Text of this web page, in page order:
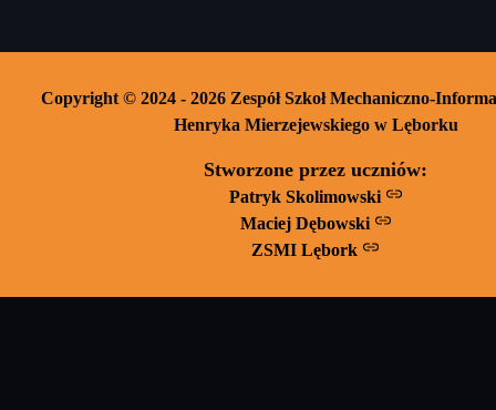
Copyright © 2024 - 2026 Zespół Szkoł Mechaniczno-
Henryka Mierzejewskiego w Lęborku
Stworzone przez uczniów:
Patryk Skolimowski
Maciej Dębowski
ZSMI Lębork